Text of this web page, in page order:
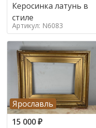
Керосинка латунь в
стиле
Артикул: N6083
Ярославль
15 000₽